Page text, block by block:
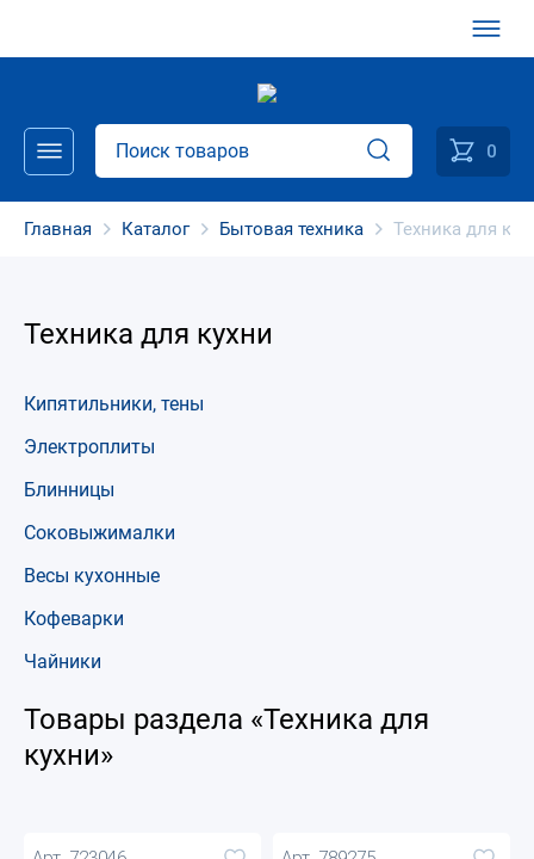
0
Главная Каталог Бытовая техника Техника для
Техника для кухни
Кипятильники, тены
Электроплиты
Блинницы
Соковыжималки
Весы кухонные
Кофеварки
Чайники
Товары раздела «Техника для
кухни»